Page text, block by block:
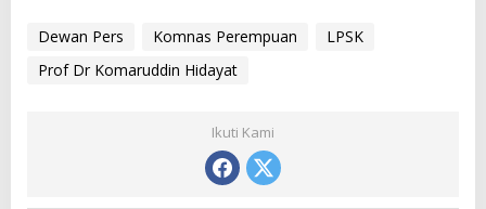
Dewan Pers Komnas Perempuan
LPSK
Prof Dr Komaruddin Hidayat
Ikuti Kami